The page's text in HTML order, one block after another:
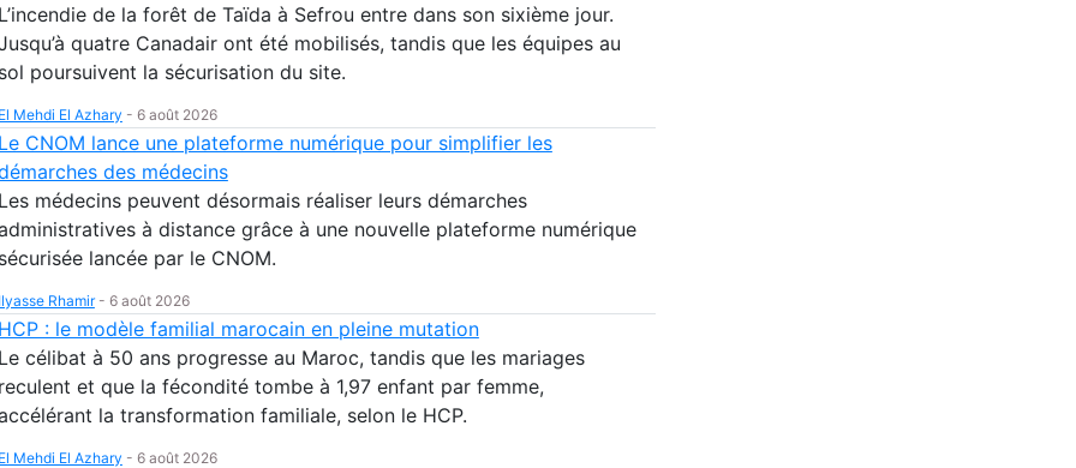
L’incendie de la forêt de Taïda à Sefrou entre dans son sixième jour.
quatre Canadair ont été mobilisés, tandis que les équipes au
sol poursuivent la sécurisation du site.
El Mehdi El Azhary - 6 août 2026
Le CNOM lance une plateforme numérique pour simplifier les
des médecins
Les médecins peuvent désormais réaliser leurs démarches
à distance grâce à une nouvelle plateforme numérique
sécurisée lancée par le CNOM.
Ilyasse Rhamir- 6 août 2026
HCP : le modèle familial marocain en pleine mutation
Le célibat à 50 ans progresse au Maroc, tandis que les mariages
reculent et que la fécondité tombe à 1,97 enfant par femme,
la transformation familiale, selon le HCP.
El Mehdi El Azhary - 6 août 2026